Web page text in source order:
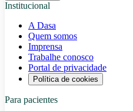
Institucional
A Dasa
Quem somos
Imprensa
Trabalhe conosco
Portal de privacidade
Política de cookies
Para pacientes